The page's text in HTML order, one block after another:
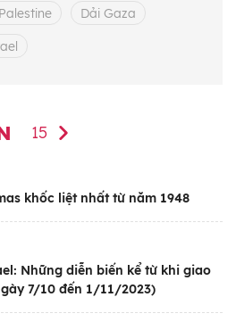
Ảnh: AFP/TTXVN
bốc lên trong các cuộc
nhà nước Do Thái, ngày
kiểm soát vùng lãnh thổ
thực hiện vụ tấn công
5.000 quả rocket được
khởi đầu cho chiến dịch
“Al-Aqsa Flood”.
Dải Gaza
15
khốc liệt nhất từ năm 1948
Những diễn biến kể từ khi giao
7/10 đến 1/11/2023)